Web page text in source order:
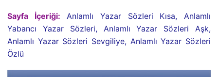
Sayfa İçeriği:
Anlamlı Yazar Sözleri Kısa, Anlamlı
Yabancı Yazar Sözleri, Anlamlı Yazar Sözleri Aşk,
Anlamlı Yazar Sözleri Sevgiliye, Anlamlı Yazar Sözleri
Özlü